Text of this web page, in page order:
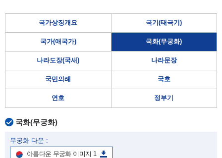
국가상징개요 국기(태극기)
국가(애국가) 국화(무궁화)
나라도장(국새) 나라문장
국민의례 국호
연호 정부기
국화(무궁화)
무궁화 다운 :
아름다운 무궁화 이미지 1